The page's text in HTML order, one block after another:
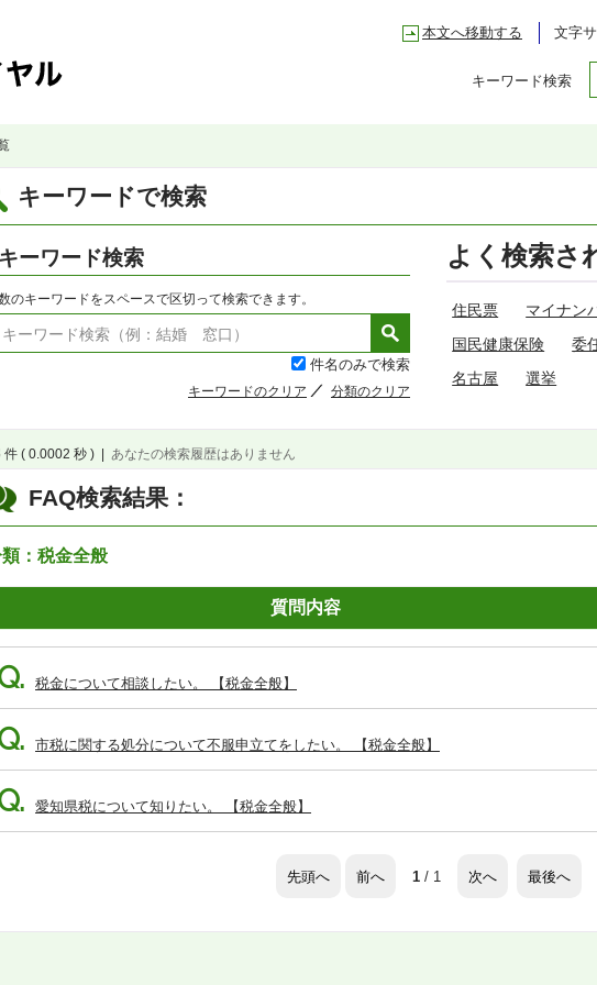
本文へ移動する 文字
キーワード検索
キーワードで検索
キーワード検索
のキーワードをスペースで区切って検索できます。
件名のみで検索
キーワードのクリア 分類のクリア
よく検索さ
住民票 マイナン
国民健康保険
委
名古屋
選挙
FAQ検索結果：
：税金全般
件 ( 0.0002 秒 ) あなたの検索履歴はありません
質問内容
税金について相談したい。 【税金全般】
市税に関する処分について不服申立てをしたい。 【税金全般】
愛知県税について知りたい。 【税金全般】
先頭へ 前へ 1 / 1 次へ 最後へ